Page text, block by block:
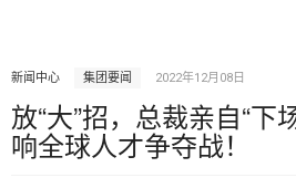
新闻中心 集团要闻 2022年12月08日
放“大”招，总裁亲自“下
响全球人才争夺战！